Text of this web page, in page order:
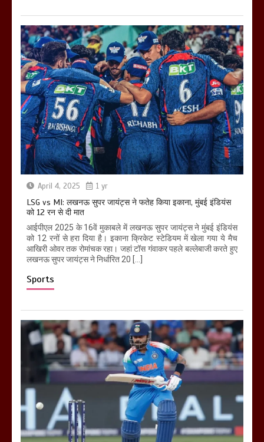
April 4, 2025 1 yr
LSG vs MI: लखनऊ सुपर जायंट्स ने फतेह किया इकाना, मुंबई इंडियंस
को 12 रन से दी मात
आईपीएल 2025 के 16वें मुकाबले में लखनऊ सुपर जायंट्स ने मुंबई इंडियंस
को 12 रनों से हरा दिया है। इकाना क्रिकेट स्टेडियम में खेला गया ये मैच
आखिरी ओवर तक रोमांचक रहा। जहां टॉस गंवाकर पहले बल्लेबाजी करते हुए
लखनऊ सुपर जायंट्स ने निर्धारित 20 […]
Sports